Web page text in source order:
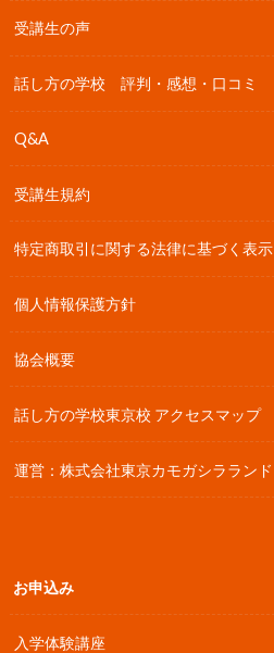
受講生の声
話し方の学校 評判・感想・口コミ
Q&A
受講生規約
特定商取引に関する法律に基づく表示
個人情報保護方針
協会概要
話し方の学校東京校 アクセスマップ
運営：株式会社東京カモガシラランド
お申込み
入学体験講座